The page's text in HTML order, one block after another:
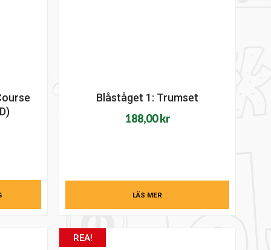
Blåståget 1: Trumset
188,00kr
LÄS MER
REA!